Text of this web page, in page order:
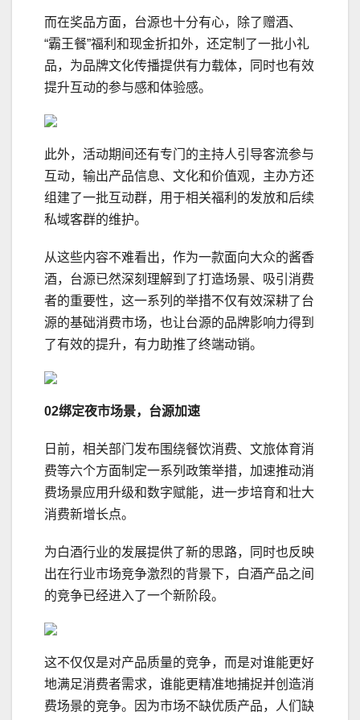
而在奖品方面，台源也十分有心，除了赠酒、
“霸王餐”福利和现金折扣外，还定制了一批小礼
品，为品牌文化传播提供有力载体，同时也有效
提升互动的参与感和体验感。
此外，活动期间还有专门的主持人引导客流参与
互动，输出产品信息、文化和价值观，主办方还
组建了一批互动群，用于相关福利的发放和后续
私域客群的维护。
从这些内容不难看出，作为一款面向大众的酱香
酒，台源已然深刻理解到了打造场景、吸引消费
者的重要性，这一系列的举措不仅有效深耕了台
源的基础消费市场，也让台源的品牌影响力得到
了有效的提升，有力助推了终端动销。
02绑定夜市场景，台源加速
日前，相关部门发布围绕餐饮消费、文旅体育消
费等六个方面制定一系列政策举措，加速推动消
费场景应用升级和数字赋能，进一步培育和壮大
消费新增长点。
为白酒行业的发展提供了新的思路，同时也反映
出在行业市场竞争激烈的背景下，白酒产品之间
的竞争已经进入了一个新阶段。
这不仅仅是对产品质量的竞争，而是对谁能更好
地满足消费者需求，谁能更精准地捕捉并创造消
费场景的竞争。因为市场不缺优质产品，人们缺